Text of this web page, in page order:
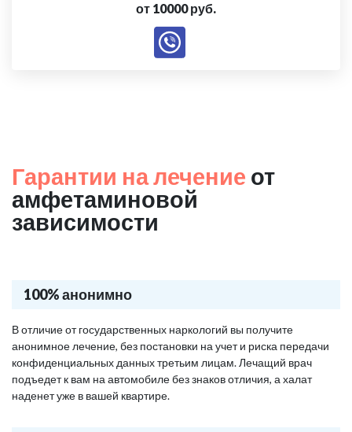
от 10000 руб.
Гарантии на лечение от
амфетаминовой
зависимости
100% анонимно
В отличие от государственных наркологий вы получите
анонимное лечение, без постановки на учет и риска передачи
конфиденциальных данных третьим лицам. Лечащий врач
подъедет к вам на автомобиле без знаков отличия, а халат
наденет уже в вашей квартире.